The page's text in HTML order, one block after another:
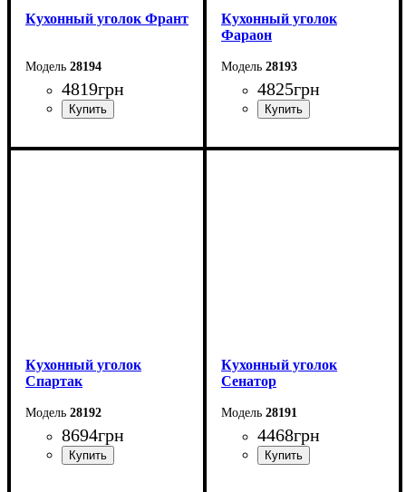
Кухонный уголок Франт
28194
4819грн
Длина: 160 см
Кухонный уголок
Фараон
28193
4825грн
Длина: 120 см
Кухонный уголок
Спартак
28192
8694грн
Кухонный уголок
Сенатор
28191
4468грн